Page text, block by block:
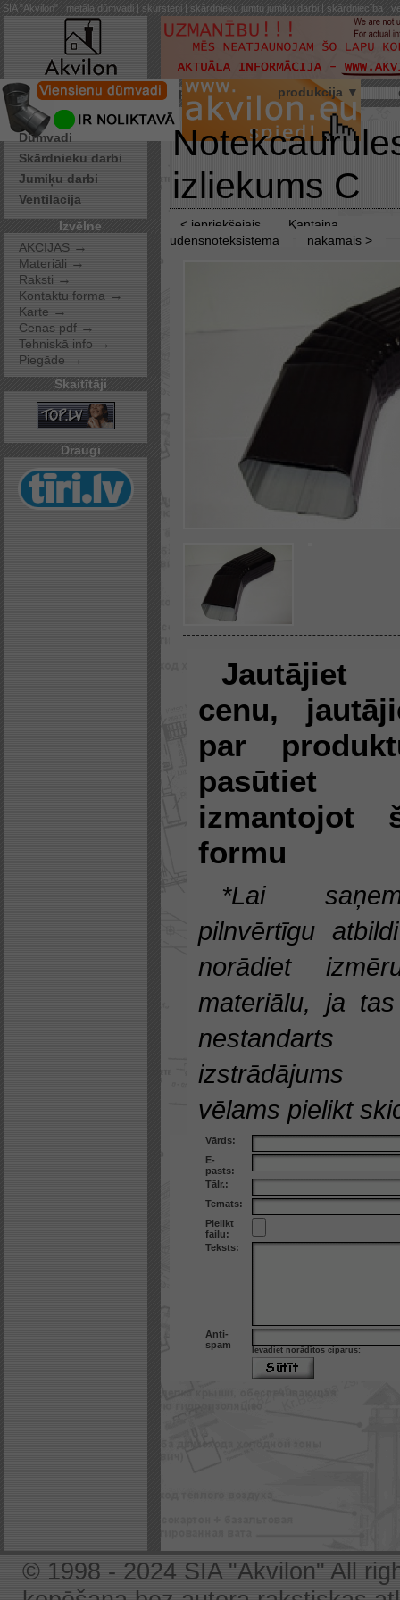
SIA "Akvilon" | metāla dūmvadi | skursteņi | skārdnieku jumtu jumiķu darbi | skārdniecība |
par mums produkcija ▼
Pakalpojumi
Dūmvadi
Skārdnieku darbi
Jumiķu darbi
Ventilācija
Izvēlne
AKCIJAS →
Materiāli →
Raksti →
Kontaktu forma →
Karte →
Cenas pdf →
Tehniskā info →
Piegāde →
Skaitītāji
Draugi
izliekums C
< iepriekšējais
Kantainā
ūdensnoteksistēma
nākamais >
Jautājiet
cenu,
par
pasūtiet
izmantojot
formu
*Lai
pilnvērtīgu
norādiet
materiālu, ja
nestandarts
vēlams pielikt
Vārds:
E-
pasts:
Tālr.:
Temats:
Pielikt
failu:
Teksts:
Anti-
spam
Ievadiet norādītos ciparus:
© 1998 - 2024 SIA "Akvilon" All